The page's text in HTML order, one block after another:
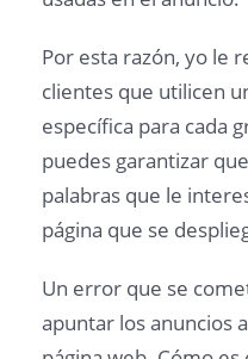
Por esta razón, yo le
clientes que utilicen
específica para cada
puedes garantizar
palabras que le
página que se
Un error que se
apuntar los anuncios